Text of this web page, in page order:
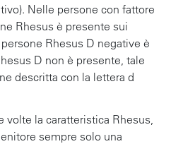
Nelle persone con fattore
Rhesus è presente sui
Rhesus D negative è
D non è presente, tale
descritta con la lettera d
volte la caratteristica Rhesus,
sempre solo una